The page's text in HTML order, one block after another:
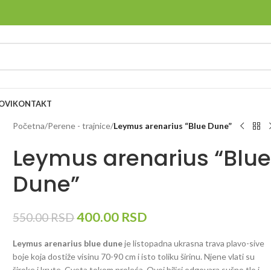
KONTAKT
Početna/Perene - trajnice/Leymus arenarius “Blue Dune”
Leymus arenarius “Blue
Dune”
550.00RSD400.00 RSD
Leymus arenarius blue duneje listopadna ukrasna trava plavo-sive
boje koja dostiže visinu 70-90 cm i isto toliku širinu. Njene vlati su